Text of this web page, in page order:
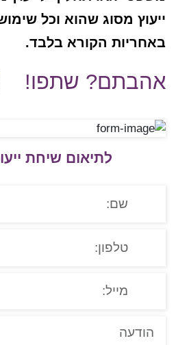
ייעוץ מסוג שהוא וכל
באחריות הקורא בלבד.
אהבתם? שתפו!
לתיאום שיחת